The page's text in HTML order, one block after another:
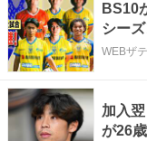
BS10
シー
チーム
WEBザ
加入
が26